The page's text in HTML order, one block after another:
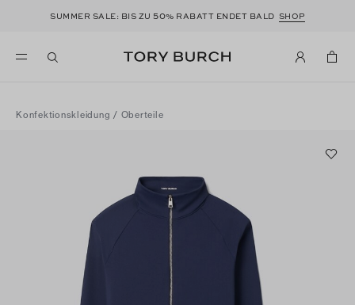
SUMMER SALE: BIS ZU50% RABATT ENDET BALD SHOP
Konfektionskleidung / Oberteile